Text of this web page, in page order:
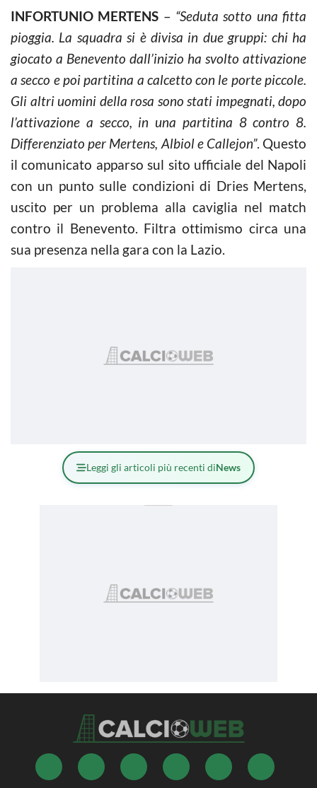
INFORTUNIO MERTENS – “Seduta sotto una fitta
pioggia. La squadra si è divisa in due gruppi: chi ha
giocato a Benevento dall’inizio ha svolto attivazione
a secco e poi partitina a calcetto con le porte piccole.
Gli altri uomini della rosa sono stati impegnati, dopo
l’attivazione a secco, in una partitina 8 contro 8.
Differenziato per Mertens, Albiol e Callejon”. Questo
il comunicato apparso sul sito ufficiale del Napoli
con un punto sulle condizioni di Dries Mertens,
uscito per un problema alla caviglia nel match
contro il Benevento. Filtra ottimismo circa una
sua presenza nella gara con la Lazio.
Leggi gli articoli più recenti diNews